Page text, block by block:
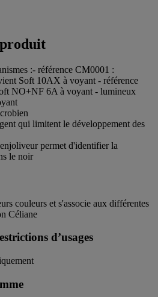
:- référence CM0001 :
Soft 10AX à voyant - référence
NO+NF 6A à voyant - lumineux
qui limitent le développement des
permet d'identifier la
le noir
couleurs et s'associe aux différentes
Céliane
d’usages